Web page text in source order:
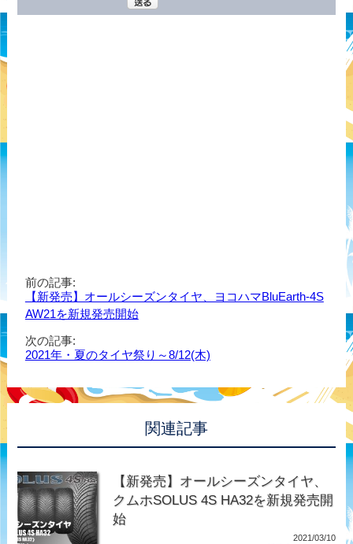
前の記事:
【新発売】オールシーズンタイヤ、ヨコハマBluEarth-4S
AW21を新規発売開始
次の記事:
2021年・夏のタイヤ祭り～8/12(木)
関連記事
【新発売】オールシーズンタイヤ、
クムホSOLUS 4S HA32を新規発売開
始
2021/03/10